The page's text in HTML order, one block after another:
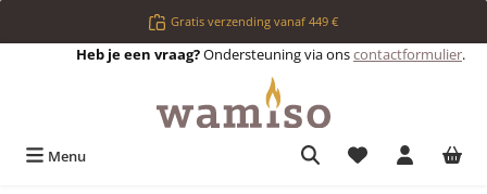
Ga naar de hoofdinhoudGratis verzending vanaf 449 €
Heb je een vraag?Ondersteuning via onscontactformulier.
Menu Je hebt 0 items